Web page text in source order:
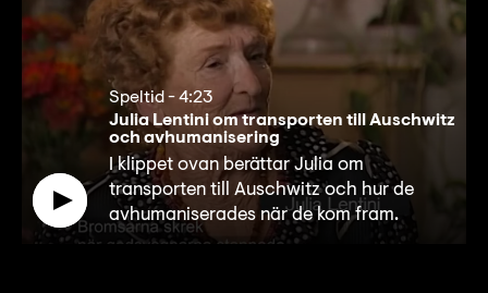
Speltid-4:23
Julia Lentini om transporten till Auschwitz
och avhumanisering
I klippet ovan berättar Julia om
transporten till Auschwitz och hur de
avhumaniserades när de kom fram.